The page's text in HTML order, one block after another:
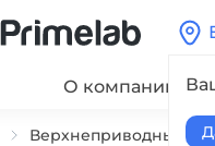
О компании
Верхнеприводные